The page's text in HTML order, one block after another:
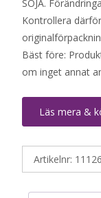
SOJA.
Kontrollera
Bäst före:
om inget annat
Läs mera &
Artikelnr: